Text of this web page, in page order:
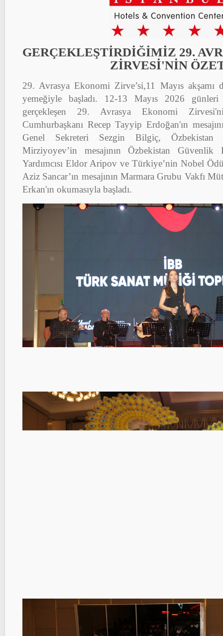
GERÇEKLEŞTİRDİĞİMİZ 29.
ZİRVESİ'NİN
29. Avrasya Ekonomi Zirve’si,11 Mayıs akşamı
yemeğiyle başladı. 12-13 Mayıs 2026
gerçekleşen 29. Avrasya Ekonomi
Cumhurbaşkanı Recep Tayyip Erdoğan'ın
Genel Sekreteri Sezgin Bilgiç, Özbekistan
Mirziyoyev’in mesajının Özbekistan
Yardımcısı Eldor Aripov ve Türkiye’nin Nobel
Aziz Sancar’ın mesajının Marmara Grubu Vakfı
Erkan'ın okumasıyla başladı.